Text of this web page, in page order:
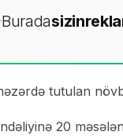
Buradasizin
tutulan
20